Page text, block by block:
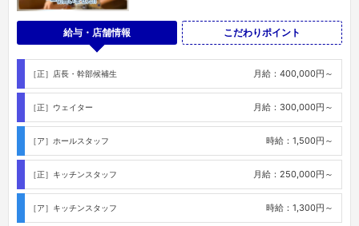
給与・店舗情報 こだわりポイント
［正］店長・幹部候補生 月給：400,000円～
［正］ウェイター 月給：300,000円～
［ア］ホールスタッフ 時給：1,500円～
［正］キッチンスタッフ 月給：250,000円～
［ア］キッチンスタッフ 時給：1,300円～